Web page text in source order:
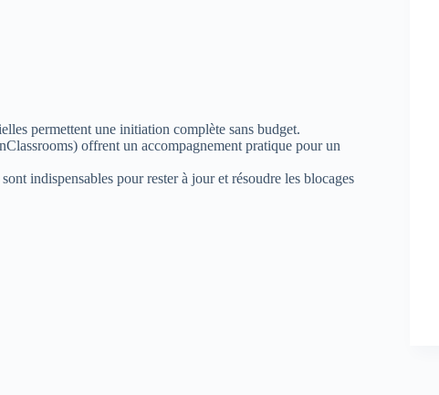
permettent une initiation complète sans budget.
offrent un accompagnement pratique pour un
indispensables pour rester à jour et résoudre les blocages